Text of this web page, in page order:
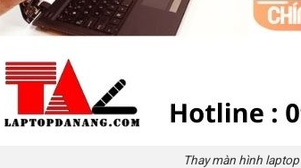
Thay màn hình laptop